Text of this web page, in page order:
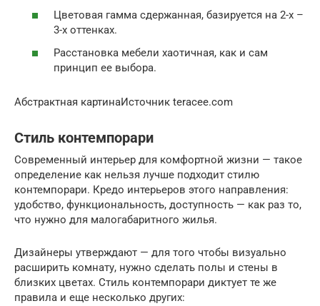
Цветовая гамма сдержанная, базируется на 2-х –
3-х оттенках.
Расстановка мебели хаотичная, как и сам
принцип ее выбора.
Абстрактная картинаИсточник teracee.com
Стиль контемпорари
Современный интерьер для комфортной жизни — такое
определение как нельзя лучше подходит стилю
контемпорари. Кредо интерьеров этого направления:
удобство, функциональность, доступность — как раз то,
что нужно для малогабаритного жилья.
Дизайнеры утверждают — для того чтобы визуально
расширить комнату, нужно сделать полы и стены в
близких цветах. Стиль контемпорари диктует те же
правила и еще несколько других: